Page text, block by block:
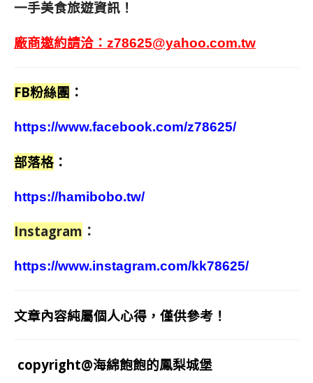
一手美食旅遊資訊！
廠商邀約請洽： z78625@yahoo.com.tw
FB粉絲團 ：
https://www.facebook.com/z78625/
部落格 ：
https://hamibobo.tw/
Instagram ：
https://www.instagram.com/kk78625/
文章內容純屬個人心得，僅供參考！
copyright@海綿飽飽的鳳梨城堡